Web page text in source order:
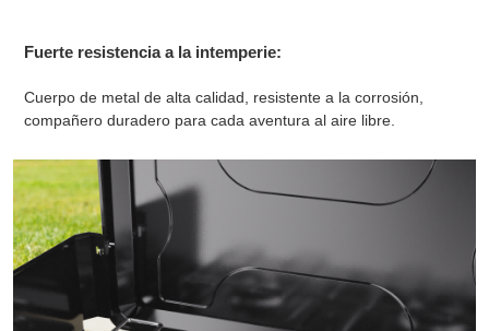
Fuerte resistencia a la intemperie:
Cuerpo de metal de alta calidad, resistente a la corrosión,
compañero duradero para cada aventura al aire libre.